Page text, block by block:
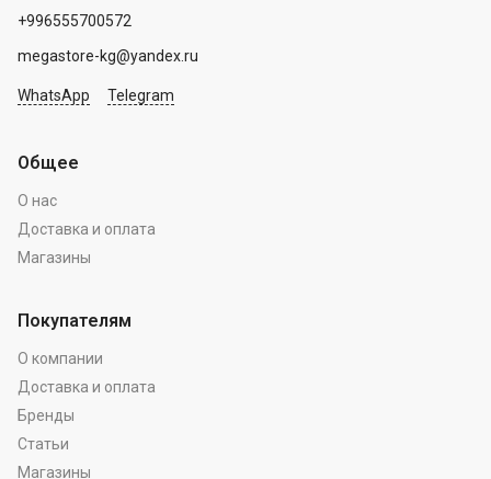
+996555700572
megastore-kg@yandex.ru
WhatsApp Telegram
Общее
О нас
Доставка и оплата
Магазины
Покупателям
О компании
Доставка и оплата
Бренды
Статьи
Магазины